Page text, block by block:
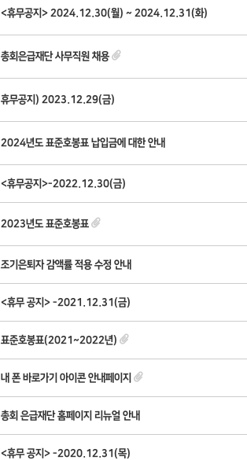
<휴무공지> 2024.12.30(월) ~ 2024.12.31(화)
총회은급재단 사무직원 채용
휴무공지) 2023.12.29(금)
2024년도 표준호봉표 납입금에 대한 안내
<휴무공지>-2022.12.30(금)
2023년도 표준호봉표
조기은퇴자 감액률 적용 수정 안내
<휴무 공지> -2021.12.31(금)
표준호봉표(2021~2022년)
내 폰 바로가기 아이콘 안내페이지
총회 은급재단 홈페이지 리뉴얼 안내
<휴무 공지> -2020.12.31(목)